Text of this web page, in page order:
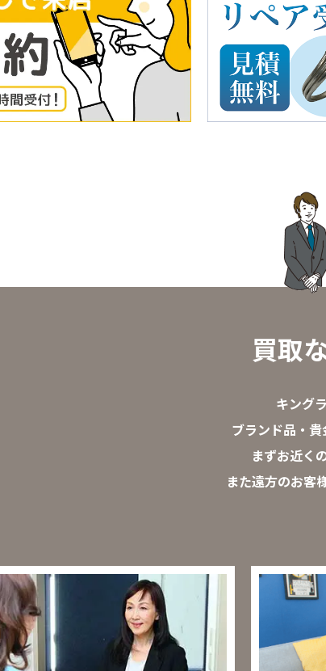
買取
キング
ブランド品・貴
まずお近く
また遠方のお客